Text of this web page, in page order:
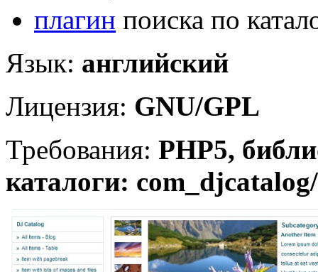
плагин поиска по
Язык: английский
Лицензия: GNU/GPL
Требования: PHP5,
каталоги: